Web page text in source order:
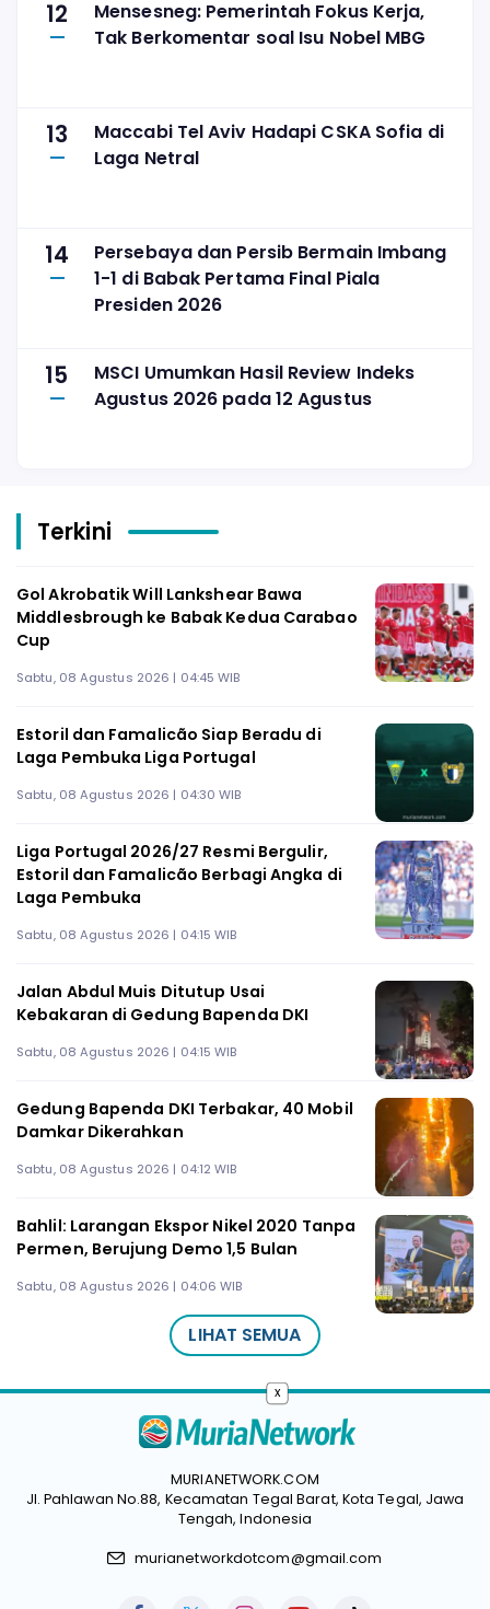
12
Mensesneg: Pemerintah Fokus Kerja,
Tak Berkomentar soal Isu Nobel MBG
13
Maccabi Tel Aviv Hadapi CSKA Sofia di
Laga Netral
14
Persebaya dan Persib Bermain Imbang
1-1 di Babak Pertama Final Piala
Presiden 2026
15
MSCI Umumkan Hasil Review Indeks
Agustus 2026 pada 12 Agustus
Terkini
Gol Akrobatik Will Lankshear Bawa
Middlesbrough ke Babak Kedua Carabao
Cup
Sabtu, 08 Agustus 2026 | 04:45 WIB
Estoril dan Famalicão Siap Beradu di
Laga Pembuka Liga Portugal
Sabtu, 08 Agustus 2026 | 04:30 WIB
Liga Portugal 2026/27 Resmi Bergulir,
Estoril dan Famalicão Berbagi Angka di
Laga Pembuka
Sabtu, 08 Agustus 2026 | 04:15 WIB
Jalan Abdul Muis Ditutup Usai
Kebakaran di Gedung Bapenda DKI
Sabtu, 08 Agustus 2026 | 04:15 WIB
Gedung Bapenda DKI Terbakar, 40 Mobil
Damkar Dikerahkan
Sabtu, 08 Agustus 2026 | 04:12 WIB
Bahlil: Larangan Ekspor Nikel 2020 Tanpa
Permen, Berujung Demo 1,5 Bulan
Sabtu, 08 Agustus 2026 | 04:06 WIB
LIHAT SEMUA
MURIANETWORK.COM
Jl. Pahlawan No.88, Kecamatan Tegal Barat, Kota Tegal, Jawa
Tengah, Indonesia
murianetworkdotcom@gmail.com
x